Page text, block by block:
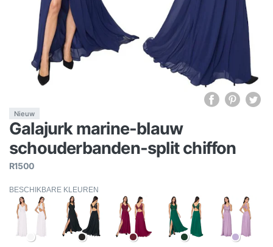
Nieuw
Galajurk marine-blauw
schouderbanden-split chiffon
R1500
BESCHIKBARE KLEUREN